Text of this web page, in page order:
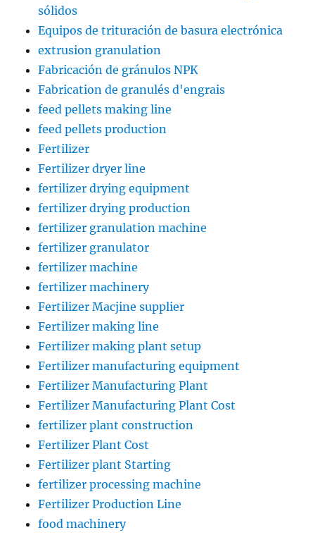
sólidos
Equipos de trituración de basura electrónica
extrusion granulation
Fabricación de gránulos NPK
Fabrication de granulés d'engrais
feed pellets making line
feed pellets production
Fertilizer
Fertilizer dryer line
fertilizer drying equipment
fertilizer drying production
fertilizer granulation machine
fertilizer granulator
fertilizer machine
fertilizer machinery
Fertilizer Macjine supplier
Fertilizer making line
Fertilizer making plant setup
Fertilizer manufacturing equipment
Fertilizer Manufacturing Plant
Fertilizer Manufacturing Plant Cost
fertilizer plant construction
Fertilizer Plant Cost
Fertilizer plant Starting
fertilizer processing machine
Fertilizer Production Line
food machinery